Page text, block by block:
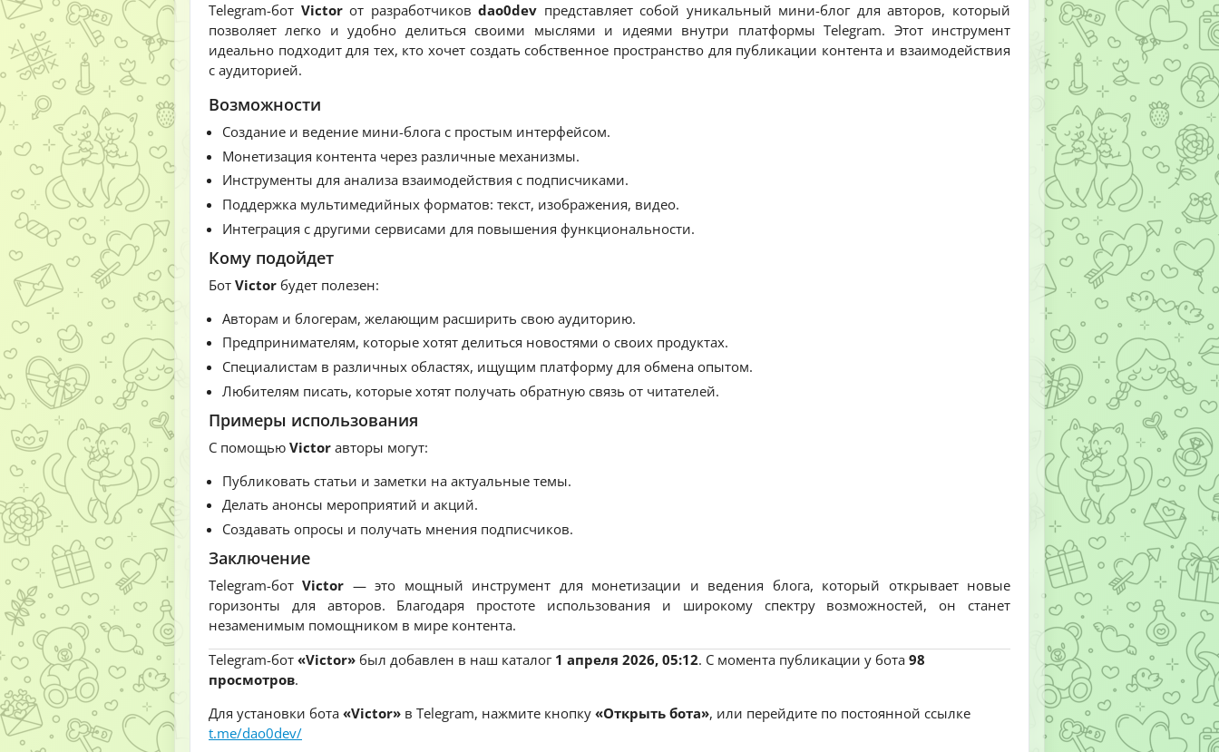
Telegram-бот Victorот разработчиковdao0dev представляет собой уникальный мини-блог для авторов, который
позволяет легко и удобно делиться своими мыслями и идеями внутри платформы Telegram. Этот инструмент
идеально подходит для тех, кто хочет создать собственное пространство для публикации контента и взаимодействия
с аудиторией.
Возможности
Создание и ведение мини-блога с простым интерфейсом.
Монетизация контента через различные механизмы.
Инструменты для анализа взаимодействия с подписчиками.
Поддержка мультимедийных форматов: текст, изображения, видео.
Интеграция с другими сервисами для повышения функциональности.
Кому подойдет
Бот Victor будет полезен:
Авторам и блогерам, желающим расширить свою аудиторию.
Предпринимателям, которые хотят делиться новостями о своих продуктах.
Специалистам в различных областях, ищущим платформу для обмена опытом.
Любителям писать, которые хотят получать обратную связь от читателей.
Примеры использования
С помощью Victor авторы могут:
Публиковать статьи и заметки на актуальные темы.
Делать анонсы мероприятий и акций.
Создавать опросы и получать мнения подписчиков.
Заключение
Telegram-ботVictor — это мощный инструмент для монетизации и ведения блога, который открывает новые
горизонты для авторов. Благодаря простоте использования и широкому спектру возможностей, он станет
незаменимым помощником в мире контента.
Telegram-бот «Victor» был добавлен в наш каталог 1 апреля 2026, 05:12. С момента публикации у бота 98
просмотров.
Для установки бота «Victor» в Telegram, нажмите кнопку «Открыть бота», или перейдите по постоянной ссылке
t.me/dao0dev/